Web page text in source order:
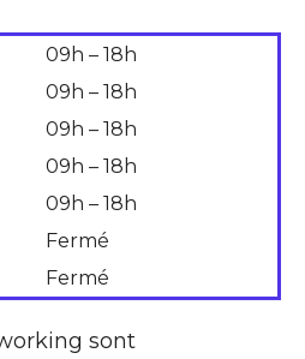
09h – 18h
09h – 18h
09h – 18h
09h – 18h
09h – 18h
Fermé
Fermé
sont